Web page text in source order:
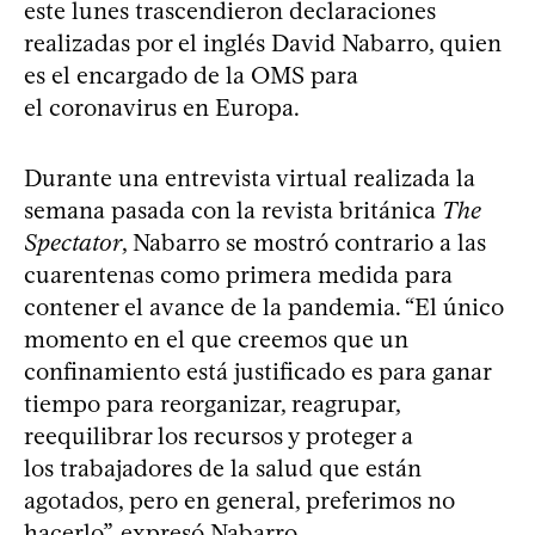
este lunes trascendieron declaraciones
realizadas por el inglés David Nabarro, quien
es el encargado de la OMS para
el coronavirus en Europa.
Durante una entrevista virtual realizada la
semana pasada con la revista británica The
Spectator, Nabarro se mostró contrario a las
cuarentenas como primera medida para
contener el avance de la pandemia. “El único
momento en el que creemos que un
confinamiento está justificado es para ganar
tiempo para reorganizar, reagrupar,
reequilibrar los recursos y proteger a
los trabajadores de la salud que están
agotados, pero en general, preferimos no